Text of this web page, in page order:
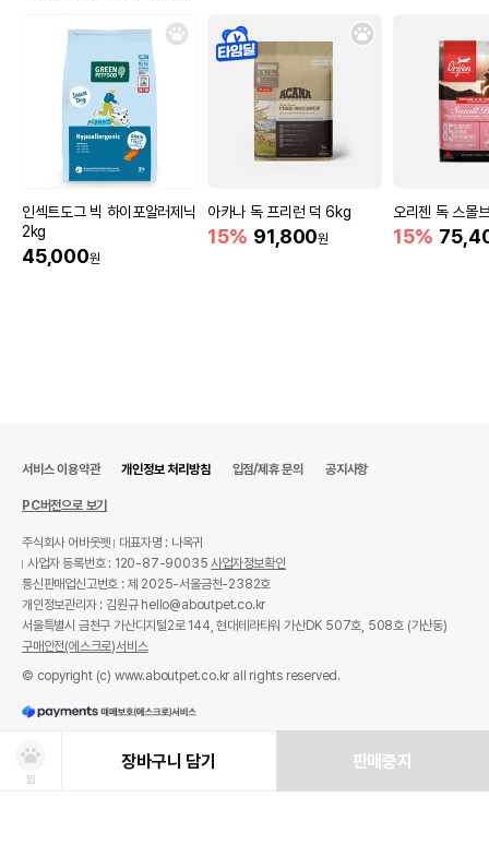
인섹트도그 빅 하이포알러제닉
2kg
45,000원
아카나 독 프리런 덕 6kg
15% 91,800원
오리젠 독 스몰
15%
찜
장바구니 담기 판매중지
서비스 이용약관 개인정보 처리방침 입점/제휴 문의 공지사항
PC버전으로 보기
주식회사 어바웃펫
대표자명 : 나옥귀
사업자 등록번호 : 120-87-90035사업자정보확인
통신판매업신고번호 : 제 2025-서울금천-2382호
개인정보관리자 : 김원규 hello@aboutpet.co.kr
서울특별시 금천구 가산디지털2로 144, 현대테라타워 가산DK 507호, 508호 (가산동)
구매안전(에스크로)서비스
© copyright (c) www.aboutpet.co.kr all rights reserved.